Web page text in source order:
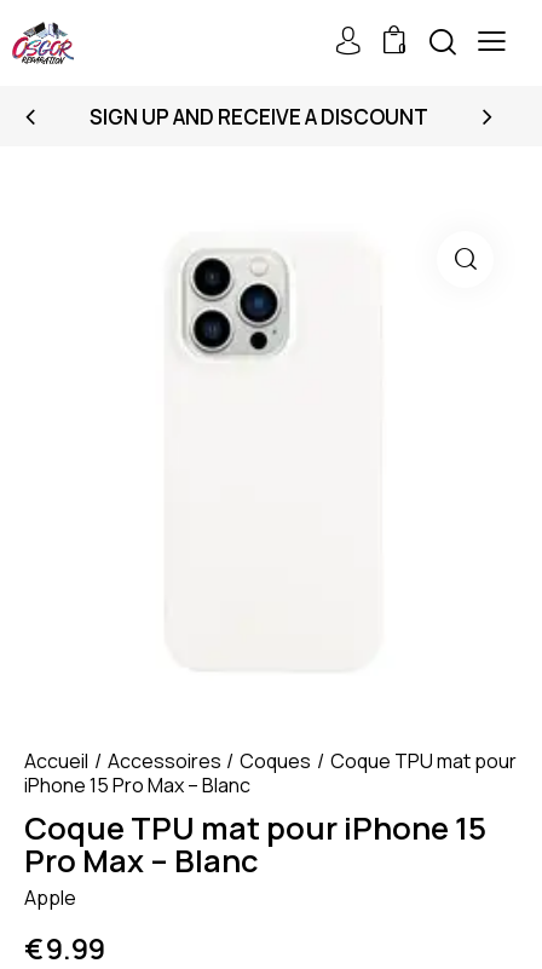
0
SIGN UP AND RECEIVE A DISCOUNT
Accueil Accessoires Coques
Coque TPU mat pour
iPhone 15 Pro Max – Blanc
Coque TPU mat pour iPhone 15
Pro Max – Blanc
Apple
€9.99